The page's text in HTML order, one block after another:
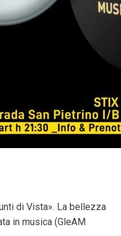
di Vista». La bellezza
in musica (GleAM